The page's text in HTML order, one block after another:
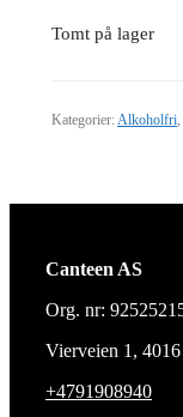
Tomt på lager
Kategorier:Alkoholfri,
Canteen AS
Org. nr:
Vierveien 1,
+4791908940